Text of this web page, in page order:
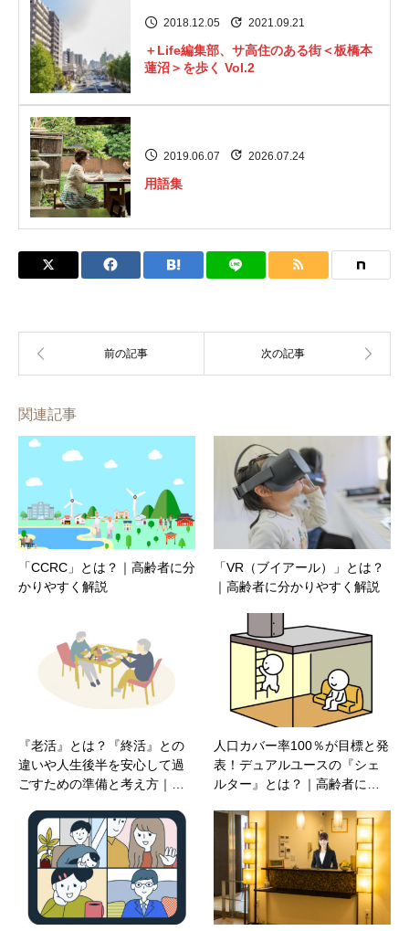
2018.12.05 2021.09.21
＋Life編集部、サ高住のある街＜板橋本
蓮沼＞を歩く Vol.2
2019.06.07 2026.07.24
用語集
関連記事
「CCRC」とは？｜高齢者に分
かりやすく解説
「VR（ブイアール）」とは？
｜高齢者に分かりやすく解説
『老活』とは？『終活』との
違いや人生後半を安心して過
ごすための準備と考え方｜…
人口カバー率100％が目標と発
表！デュアルユースの『シェ
ルター』とは？｜高齢者に…